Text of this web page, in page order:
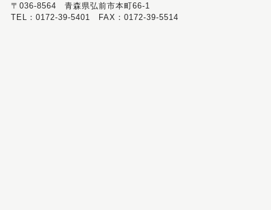
〒036-8564 青森県弘前市本町66-1
TEL：0172-39-5401 FAX：0172-39-5514